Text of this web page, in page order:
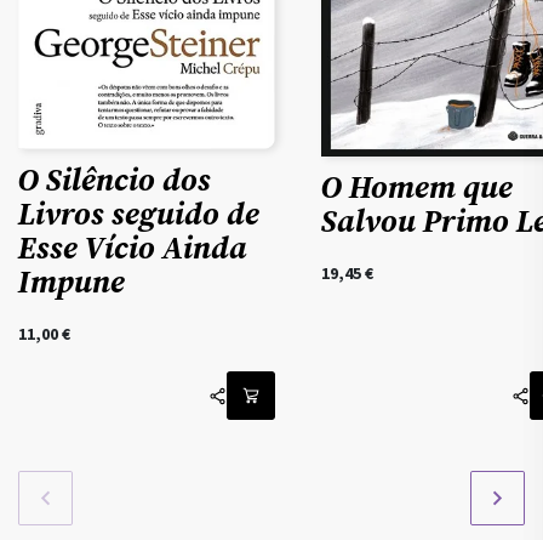
O Silêncio dos
Livros seguido de
Esse Vício Ainda
Impune
11,00€
O Homem que
Salvou Primo
19,45€